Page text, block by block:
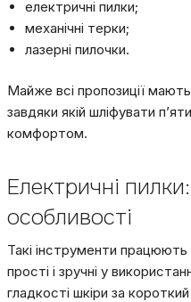
електричні пилки;
механічні терки;
лазерні пилочки.
Майже всі пропозиції
завдяки якій шліфувати
комфортом.
Електричні
особливості
Такі інструменти
прості і зручні у
гладкості шкіри за